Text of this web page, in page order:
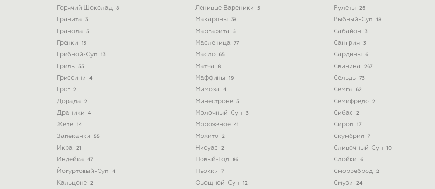
Горячий Шоколад 8
Гранита 3
Гранола 5
Гренки 15
Грибной-Суп 13
Гриль 55
Гриссини 4
Грог 2
Дорада 2
Драники 4
Желе 14
Запеканки 55
Икра 21
Индейка 47
Йогуртовый-Суп 4
Кальцоне 2
Ленивые Вареники 5
Макароны 38
Маргарита 5
Масленица 77
Масло 65
Матча 8
Маффины 19
Мимоза 4
Минестроне 5
Молочный-Суп 3
Мороженое 41
Мохито 2
Нисуаз 2
Новый-Год 86
Ньокки 7
Овощной-Суп 12
Рулеты 26
Рыбный-Суп 18
Сабайон 3
Сангрия 3
Сардины 6
Свинина 267
Сельдь 73
Семга 62
Семифредо 2
Сибас 2
Сироп 17
Скумбрия 7
Сливочный-Суп 10
Слойки 6
Сморреброд 2
Смузи 24